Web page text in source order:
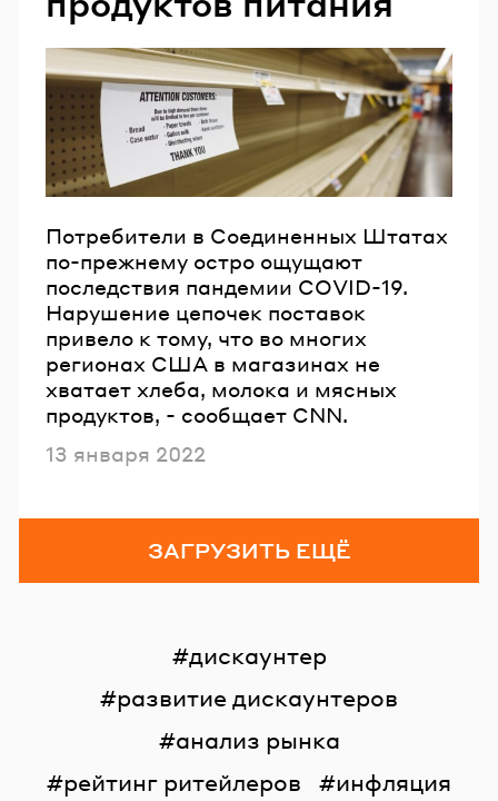
Потребители в Соединенных Штатах
по-прежнему остро ощущают
последствия пандемии COVID-19.
Нарушение цепочек поставок
привело к тому, что во многих
регионах США в магазинах не
хватает хлеба, молока и мясных
продуктов, - сообщает CNN.
Опубликовано
13 января 2022
ЗАГРУЗИТЬ ЕЩЁ
дискаунтер
развитие дискаунтеров
анализ рынка
рейтинг ритейлеров
инфляция